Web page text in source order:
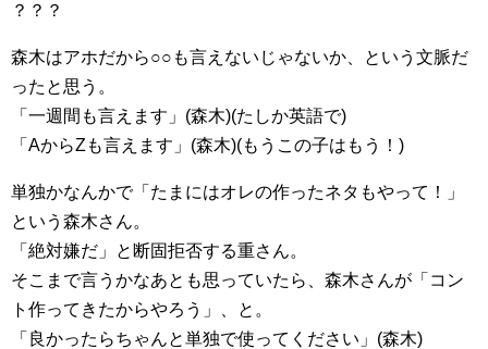
？？？
森木はアホだから○○も言えないじゃないか、という文脈だ
ったと思う。
「一週間も言えます」(森木)(たしか英語で)
「AからZも言えます」(森木)(もうこの子はもう！)
単独かなんかで「たまにはオレの作ったネタもやって！」
という森木さん。
「絶対嫌だ」と断固拒否する重さん。
そこまで言うかなあとも思っていたら、森木さんが「コン
ト作ってきたからやろう」、と。
「良かったらちゃんと単独で使ってください」(森木)